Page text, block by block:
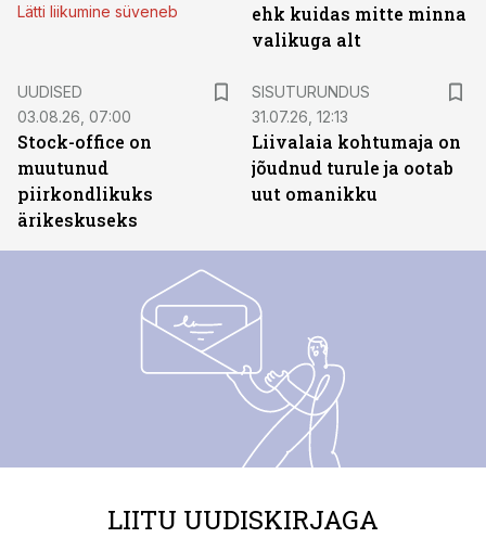
Lätti liikumine süveneb
ehk kuidas mitte minna
valikuga alt
UUDISED
03.08.26, 07:00
Stock-office on
muutunud
piirkondlikuks
ärikeskuseks
SISUTURUNDUS
31.07.26, 12:13
Liivalaia kohtumaja on
jõudnud turule ja ootab
uut omanikku
LIITU UUDISKIRJAGA